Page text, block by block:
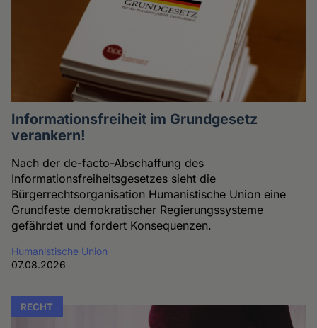
Informationsfreiheit im Grundgesetz
verankern!
Nach der de-facto-Abschaffung des
Informationsfreiheitsgesetzes sieht die
Bürgerrechtsorganisation Humanistische Union eine
Grundfeste demokratischer Regierungssysteme
gefährdet und fordert Konsequenzen.
Humanistische Union
07.08.2026
RECHT